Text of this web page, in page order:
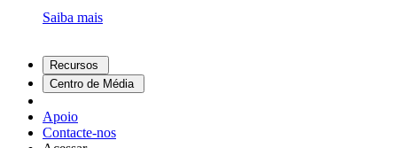
Saiba mais
Recursos
Centro de Média
Apoio
Contacte-nos